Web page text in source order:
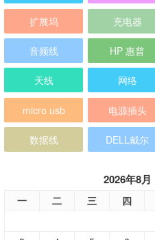
扩展坞 充电器
音频线 HP 惠普
天线 网络
micro usb 电源插头
数据线 DELL戴尔
2026年8月
一 二 三 四